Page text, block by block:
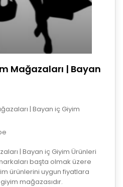
Mağazaları | Bayan
| Bayan iç Giyim
| Bayan iç Giyim Ürünleri
başta olmak üzere
ürünlerini uygun fiyatlara
mağazasıdır.